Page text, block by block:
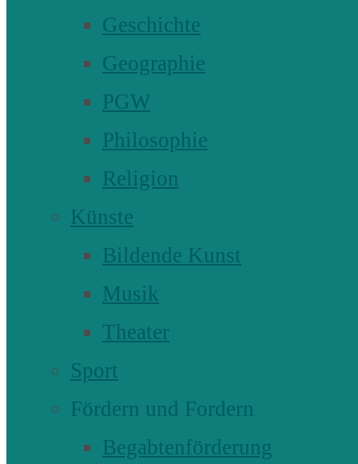
Geschichte
Geographie
PGW
Philosophie
Religion
Künste
Bildende Kunst
Musik
Theater
Sport
Fördern und Fordern
Begabtenförderung